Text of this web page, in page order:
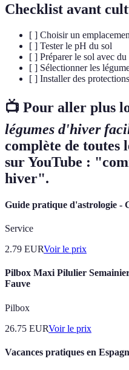
Checklist avant
[ ] Choisir un
[ ] Tester le pH du sol
[ ] Préparer le sol avec du
[ ] Sélectionner les
[ ] Installer des
📺 Pour aller plus
légumes d'hiver
complète de toutes
sur YouTube :
hiver".
Guide pratique d'astrologie -
Service
2.79 EURVoir le prix
Pilbox Maxi Pilulier
Fauve
Pilbox
26.75 EURVoir le prix
Vacances pratiques en